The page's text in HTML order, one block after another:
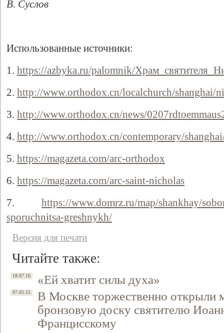
В. Суслов
Использованные источники:
1. https://azbyka.ru/palomnik/
2. http://www.orthodox.cn/localchurch/shanghai/
3. http://www.orthodox.cn/news/
4. http://www.orthodox.cn/contemporary/
5. https://magazeta.com/arc-orthodox
6. https://magazeta.com/arc-saint-nicholas
7. https://www.domrz.ru/map/shankhay/
sporuchnitsa-greshnykh/
Версия для печати
Читайте также:
18.07.16 «Ей хватит силы духа»
07.05.15
В Москве торжественно открыли
бронзовую доску святителю
Францисскому